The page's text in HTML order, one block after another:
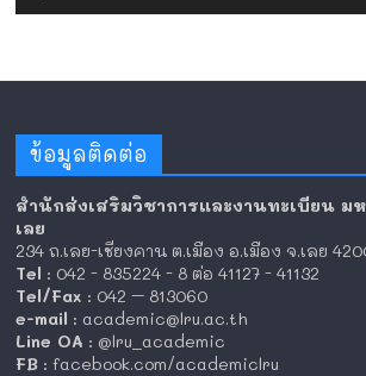
ข้อมูลติดต่อ
สำนักส่งเสริมวิชาการและงานทะเบียน ม
เลย
234 ถ.เลย-เชียงคาน ต.เมือง อ.เมือง จ.เลย
Tel : 042 - 835224 - 8 ต่อ 41127 - 41132
Tel/Fax : 042 – 813060
e-mail : academic@lru.ac.th
Line OA : @lru_academic
FB : facebook.com/academiclru